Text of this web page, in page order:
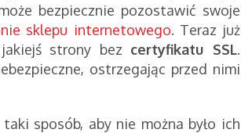
bezpiecznie pozostawić swoje
sklepu internetowego. Teraz już
strony bez certyfikatu SSL.
ostrzegając przed nimi
sposób, aby nie można było ich